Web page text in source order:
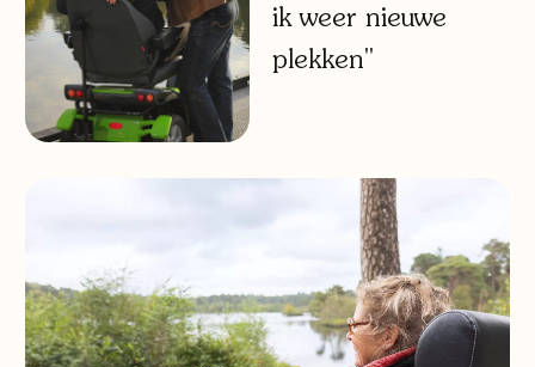
ik weer nieuwe
plekken"